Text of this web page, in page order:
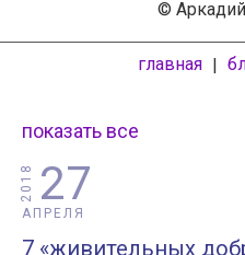
©
главная |
показать все
27
АПРЕЛЯ
2018
7 «живительных